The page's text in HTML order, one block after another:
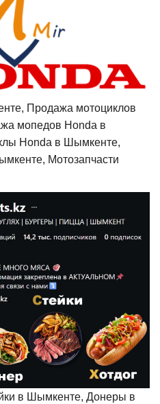
Продажа мотоциклов
мопедов Honda в
Honda в Шымкенте,
Мотозапчасти
в Шымкенте, Донеры в